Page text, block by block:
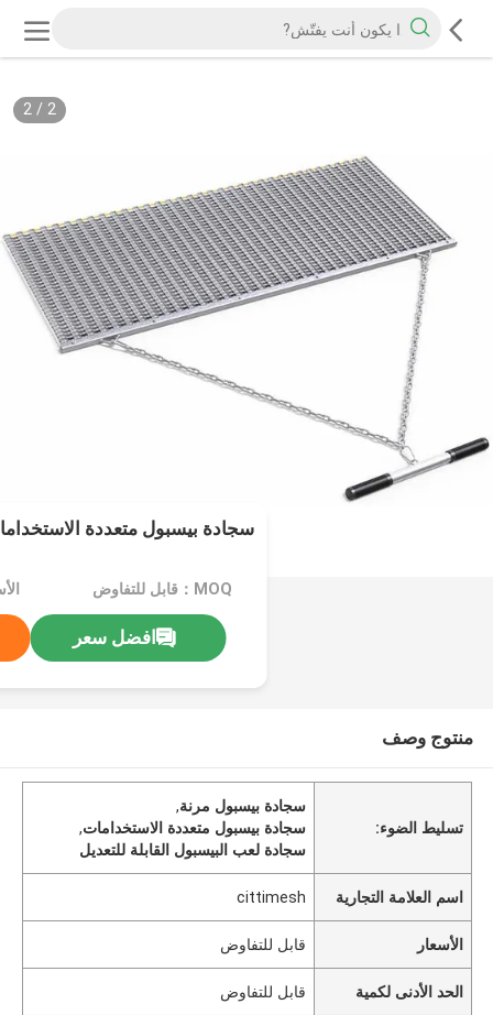
2
/
2
سجادة بيسبول متعددة
MOQ：قابل للتفاوض
افضل سعر
منتوج وصف
تسليط الضوء:
سجادة بيسبول مرنة,
سجادة بيسبول متعددة الاستخدامات,
سجادة لعب البيسبول القابلة للتعديل
اسم العلامة التجارية cittimesh
الأسعار قابل للتفاوض
الحد الأدنى لكمية قابل للتفاوض